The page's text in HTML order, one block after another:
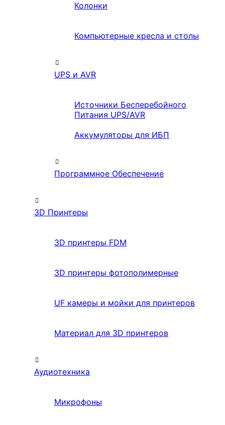
Колонки
Компьютерные кресла и столы
UPS и AVR
Источники Бесперебойного
Питания UPS/AVR
Аккумуляторы для ИБП
Программное Обеспечение
3D Принтеры
3D принтеры FDM
3D принтеры фотополимерные
UF камеры и мойки для принтеров
Материал для 3D принтеров
Аудиотехника
Микрофоны